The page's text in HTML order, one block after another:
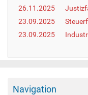
:
26.11.2025
23.09.2025
23.09.2025
Navigation